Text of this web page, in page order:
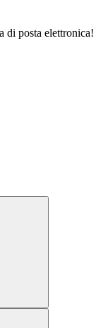
di posta elettronica!